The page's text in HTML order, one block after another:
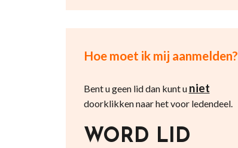
Hoe moet ik mij aanmelden?
Bent u geen lid dan kunt u niet
doorklikken naar het voor ledendeel.
WORD LID